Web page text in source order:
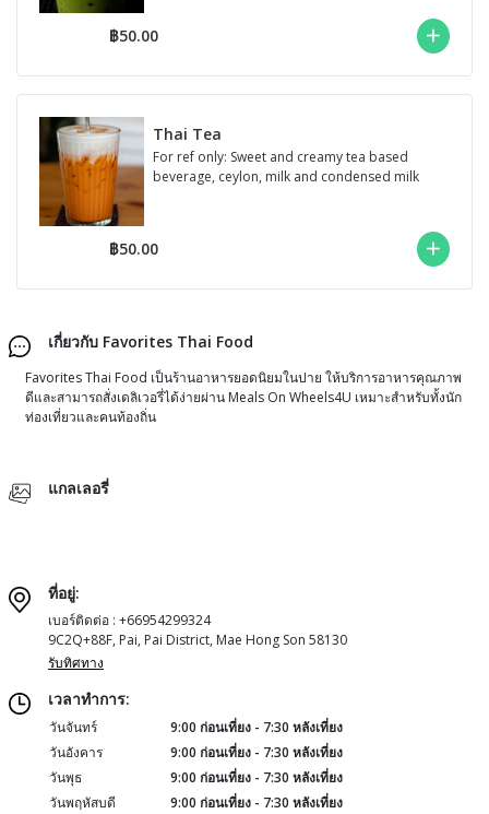
฿50.00
Thai Tea
For ref only: Sweet and creamy tea based
beverage, ceylon, milk and condensed milk
฿50.00
เกี่ยวกับ Favorites Thai Food
Favorites Thai Food เป็นร้านอาหารยอดนิยมในปาย ให้บริการอาหารคุณภาพ
ดีและสามารถสั่งเดลิเวอรี่ได้ง่ายผ่าน Meals On Wheels4U เหมาะสำหรับทั้งนัก
ท่องเที่ยวและคนท้องถิ่น
แกลเลอรี่
ที่อยู่:
เบอร์ติดต่อ : +66954299324
9C2Q+88F, Pai, Pai District, Mae Hong Son 58130
รับทิศทาง
เวลาทำการ:
วันจันทร์
9:00 ก่อนเที่ยง - 7:30 หลังเที่ยง
วันอังคาร
9:00 ก่อนเที่ยง - 7:30 หลังเที่ยง
วันพุธ
9:00 ก่อนเที่ยง - 7:30 หลังเที่ยง
วันพฤหัสบดี
9:00 ก่อนเที่ยง - 7:30 หลังเที่ยง